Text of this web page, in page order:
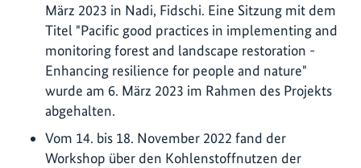
März 2023 in Nadi, Fidschi. Eine Sitzung mit dem
Titel "Pacific good practices in implementing and
monitoring forest and landscape restoration -
Enhancing resilience for people and nature"
wurde am 6. März 2023 im Rahmen des Projekts
abgehalten.
Vom 14. bis 18. November 2022 fand der
Workshop über den Kohlenstoffnutzen der